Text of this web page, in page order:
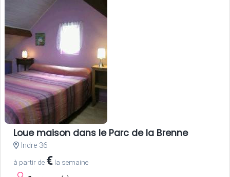
Loue maison dans le Parc de la Brenne
Indre 36
à partir de € la semaine